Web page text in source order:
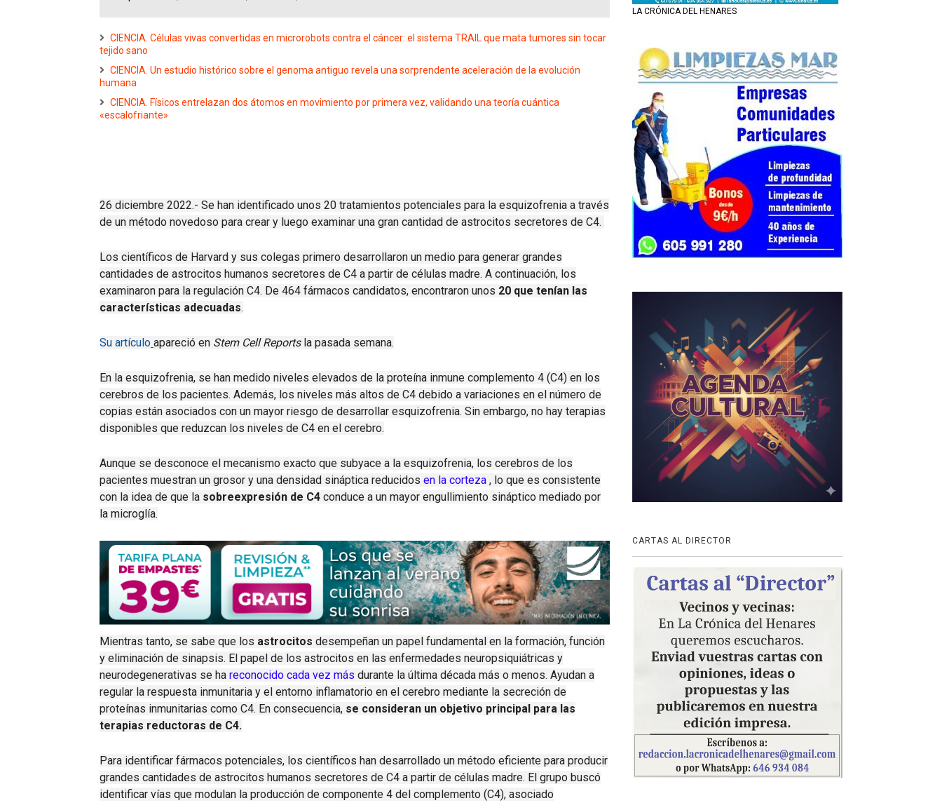
CIENCIA. Células vivas convertidas en microrobots contra el cáncer: el sistema TRAIL que mata tumores sin tocar
tejido sano
CIENCIA. Un estudio histórico sobre el genoma antiguo revela una sorprendente aceleración de la evolución
humana
CIENCIA. Físicos entrelazan dos átomos en movimiento por primera vez, validando una teoría cuántica
«escalofriante»
26 diciembre 2022.- Se han identificado unos 20 tratamientos potenciales para la esquizofrenia a través
de un método novedoso para crear y luego examinar una gran cantidad de astrocitos secretores de C4.
Los científicos de Harvard y sus colegas primero desarrollaron un medio para generar grandes
cantidades de astrocitos humanos secretores de C4 a partir de células madre. A continuación, los
examinaron para la regulación C4. De 464 fármacos candidatos, encontraron unos 20 que tenían las
características adecuadas.
Su artículo apareció en Stem Cell Reportsla pasada semana.
En la esquizofrenia, se han medido niveles elevados de la proteína inmune complemento 4 (C4) en los
cerebros de los pacientes. Además, los niveles más altos de C4 debido a variaciones en el número de
copias están asociados con un mayor riesgo de desarrollar esquizofrenia. Sin embargo, no hay terapias
disponibles que reduzcan los niveles de C4 en el cerebro.
Aunque se desconoce el mecanismo exacto que subyace a la esquizofrenia, los cerebros de los
pacientes muestran un grosor y una densidad sináptica reducidos en la corteza , lo que es consistente
con la idea de que la sobreexpresión de C4 conduce a un mayor engullimiento sináptico mediado por
la microglía.
Mientras tanto, se sabe que los astrocitos desempeñan un papel fundamental en la formación, función
y eliminación de sinapsis. El papel de los astrocitos en las enfermedades neuropsiquiátricas y
neurodegenerativas se ha reconocido cada vez más durante la última década más o menos. Ayudan a
regular la respuesta inmunitaria y el entorno inflamatorio en el cerebro mediante la secreción de
proteínas inmunitarias como C4. En consecuencia, se consideran un objetivo principal para las
terapias reductoras de C4.
Para identificar fármacos potenciales, los científicos han desarrollado un método eficiente para producir
grandes cantidades de astrocitos humanos secretores de C4 a partir de células madre. El grupo buscó
identificar vías que modulan la producción de componente 4 del complemento (C4), asociado
LA CRÓNICA DEL HENARES
CARTAS AL DIRECTOR